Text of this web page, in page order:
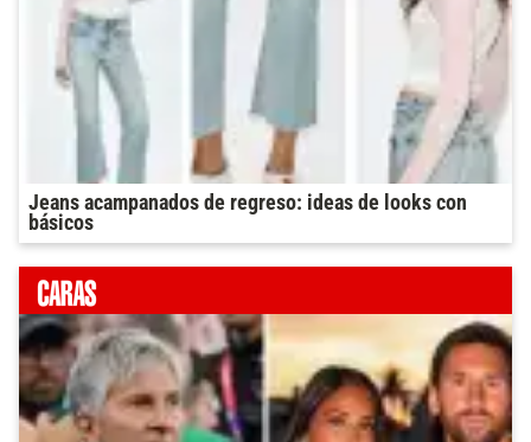
Jeans acampanados de regreso: ideas de looks con
básicos